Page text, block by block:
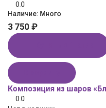
0.0
Наличие: Много
3 750 ₽
Композиция из шаров
0.0